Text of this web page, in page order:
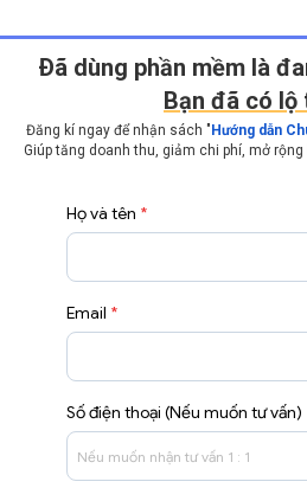
Ðã dùng phần mềm là
Bạn đã có lộ
Đăng kí ngay để nhận sách " Hướng dẫn
Giúp tăng doanh thu, giảm chi phí, mở
Họ và tên *
Email *
Số điện thoại (Nếu muốn tư vấn)